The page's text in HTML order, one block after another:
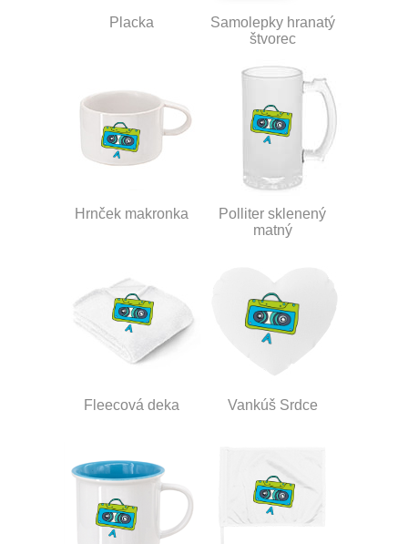
Placka
Samolepky hranatý
štvorec
Hrnček makronka
Polliter sklenený
matný
Fleecová deka Vankúš Srdce